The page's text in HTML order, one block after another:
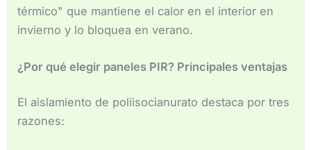
térmico" que mantiene el calor en el interior en
invierno y lo bloquea en verano.
¿Por qué elegir paneles PIR? Principales ventajas
El aislamiento de poliisocianurato destaca por tres
razones:
Español de México
Français du Canada